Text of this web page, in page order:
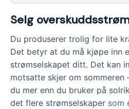
Selg
Du produserer trolig for lite
Det betyr at du må kjøpe inn
strømselskapet ditt. Det kan
motsatte skjer om sommeren
du mer enn du bruker på
det flere strømselskaper som